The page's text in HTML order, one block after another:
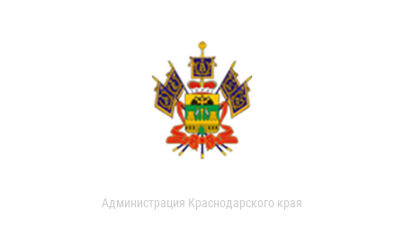
Администрация Краснодарского края